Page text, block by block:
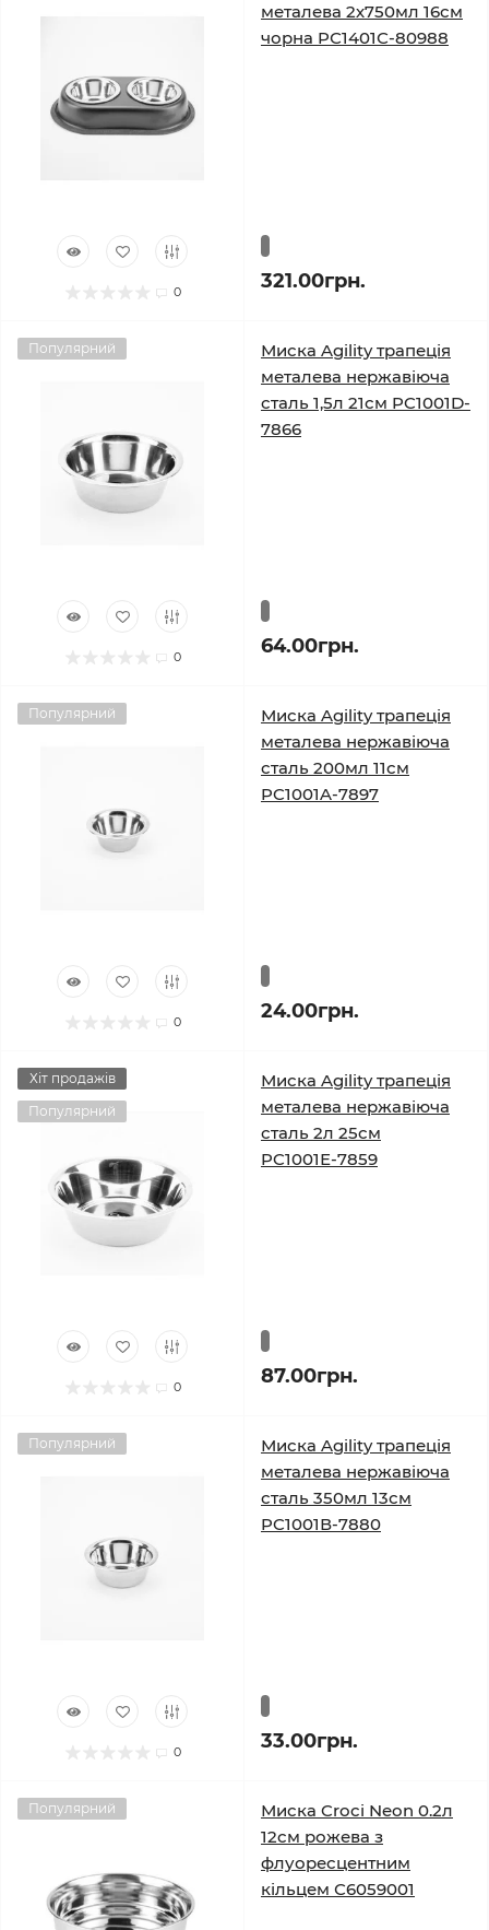
0
металева 2х750мл 16см
чорна PС1401С-80988
321.00грн.
Популярний
0
Миска Agility трапеція
металева нержавіюча
сталь 1,5л 21см PC1001D-
7866
64.00грн.
Популярний
0
Миска Agility трапеція
металева нержавіюча
сталь 200мл 11см
PC1001A-7897
24.00грн.
Хіт продажів
Популярний
0
Миска Agility трапеція
металева нержавіюча
сталь 2л 25см
PC1001Е-7859
87.00грн.
Популярний
0
Миска Agility трапеція
металева нержавіюча
сталь 350мл 13см
PC1001В-7880
33.00грн.
Популярний
Миска Croci Neon 0.2л
12см рожева з
флуоресцентним
кільцем С6059001